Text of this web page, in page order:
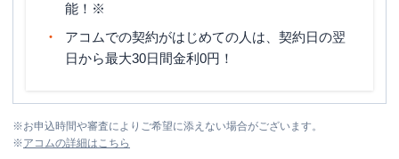
能！※
アコムでの契約がはじめての人は、契約日の翌
日から最大30日間金利0円！
※お申込時間や審査によりご希望に添えない場合がございます。
※アコムの詳細はこちら